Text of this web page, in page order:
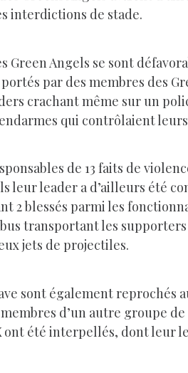
interdictions de stade.
Green Angels se sont
par des membres des
crachant même sur un
qui contrôlaient
de 13 faits de
leur leader a d’ailleurs été
2 blessés parmi les
transportant les
jets de projectiles.
sont également reprochés
d’un autre groupe
été interpellés, dont leur